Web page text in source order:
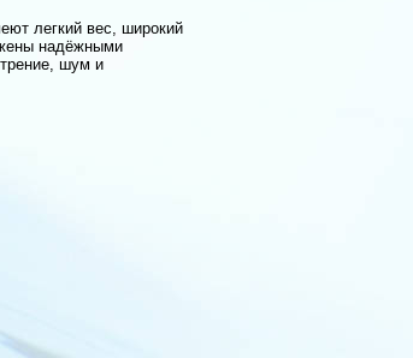
легкий вес, широкий
надёжными
шум и